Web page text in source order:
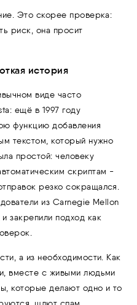
Это скорее проверка:
риск, она просит
история
виде часто
ещё в 1997 году
функцию добавления
текстом, который нужно
простой: человеку
скриптам -
резко сокращался.
из Carnegie Mellon
закрепили подход как
а из необходимости. Как
вместе с живыми людьми
которые делают одно и то